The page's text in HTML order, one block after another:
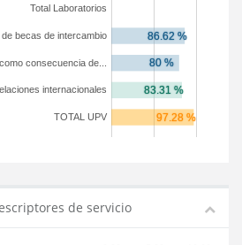
TOTAL UPV
internacionales
consecuencia de...
becas de intercambio
Total Laboratorios
de servicio